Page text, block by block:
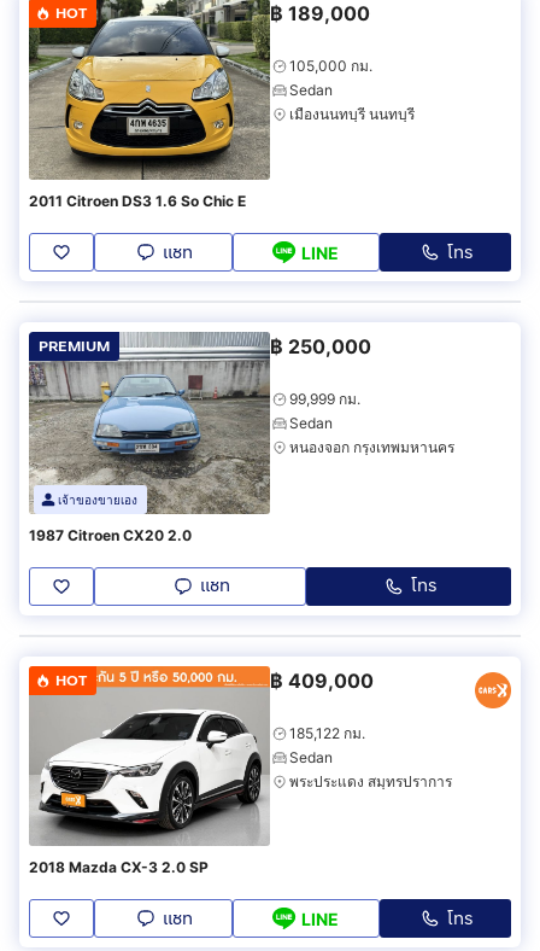
HOT ฿ 189,000
105,000 กม.
Sedan
เมืองนนทบุรี นนทบุรี
2011 Citroen DS3 1.6 So Chic E
แชท LINE โทร
PREMIUM
เจ้าของขายเอง
฿ 250,000
99,999 กม.
Sedan
หนองจอก กรุงเทพมหานคร
1987 Citroen CX20 2.0
แชท โทร
HOT ฿ 409,000
185,122 กม.
Sedan
พระประแดง สมุทรปราการ
2018 Mazda CX-3 2.0 SP
แชท LINE โทร